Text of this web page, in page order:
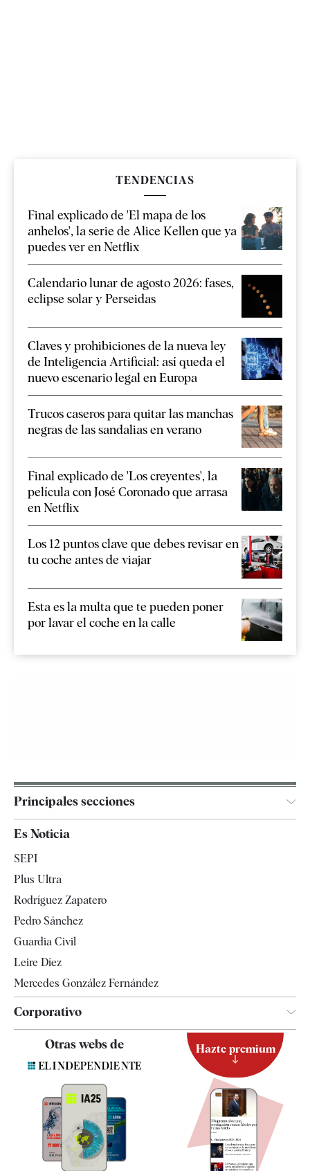
TENDENCIAS
Final explicado de 'El mapa de los
anhelos', la serie de Alice Kellen que ya
puedes ver en Netflix
Calendario lunar de agosto 2026: fases,
eclipse solar y Perseidas
Claves y prohibiciones de la nueva ley
de Inteligencia Artificial: así queda el
nuevo escenario legal en Europa
Trucos caseros para quitar las manchas
negras de las sandalias en verano
Final explicado de 'Los creyentes', la
película con José Coronado que arrasa
en Netflix
Los 12 puntos clave que debes revisar en
tu coche antes de viajar
Esta es la multa que te pueden poner
por lavar el coche en la calle
Principales secciones
España
Televisión
Es Noticia
SEPI
Plus Ultra
Rodríguez Zapatero
Pedro Sánchez
Guardia Civil
Leire Díez
Mercedes González Fernández
Corporativo
Contacto
Quiénes somos
Especificaciones
Otras webs de Hazte premium